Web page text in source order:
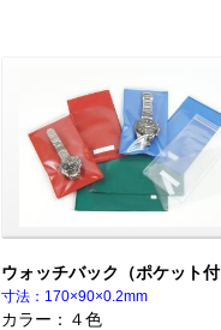
ウォッチバック（ポケット付
寸法：170×90×0.2mm
カラー：４色